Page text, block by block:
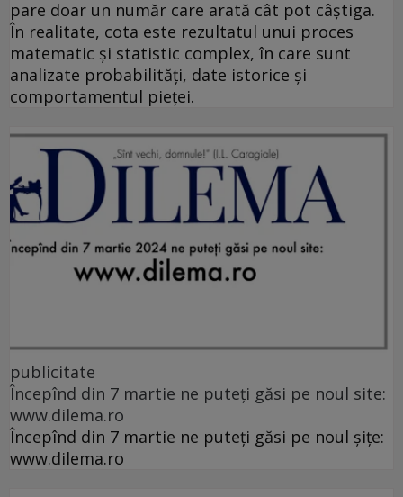
pare doar un număr care arată cât pot câștiga.
În realitate, cota este rezultatul unui proces
matematic și statistic complex, în care sunt
analizate probabilități, date istorice și
comportamentul pieței.
publicitate
Începînd din 7 martie ne puteți găsi pe noul site:
www.dilema.ro
Începînd din 7 martie ne puteți găsi pe noul șițe:
www.dilema.ro